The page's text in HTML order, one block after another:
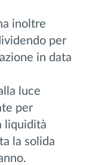
inoltre
per
in data
luce
per
liquidità
la solida